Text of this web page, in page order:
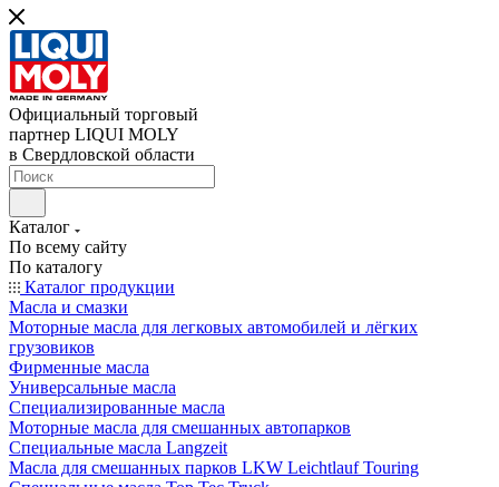
Официальный торговый
партнер LIQUI MOLY
в Свердловской области
Каталог
По всему сайту
По каталогу
Каталог продукции
Масла и смазки
Моторные масла для легковых автомобилей и лёгких
грузовиков
Фирменные масла
Универсальные масла
Специализированные масла
Моторные масла для смешанных автопарков
Специальные масла Langzeit
Масла для смешанных парков LKW Leichtlauf Touring